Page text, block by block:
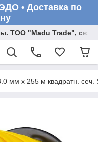
• Доставка по
ТОО "Madu Trade",
мм х 255 м квадратн. сеч.